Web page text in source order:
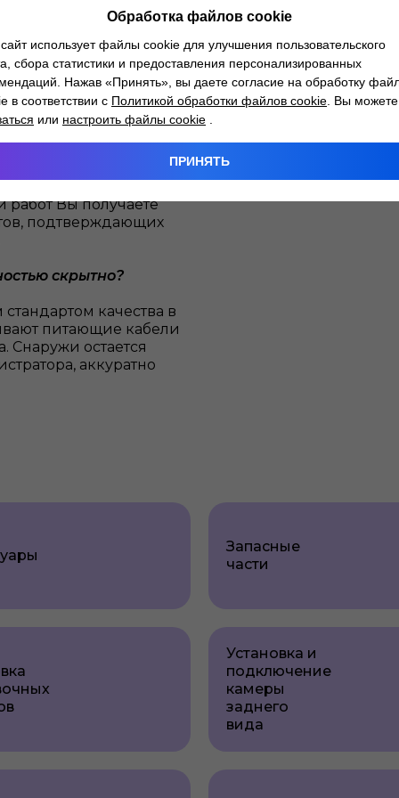
всей системы
на заводскую
новых автомобилей.
центре «Атлант-М»
автомобиль. Наши
и
не нарушая
работ Вы получаете
подтверждающих
скрытно?
качества в
питающие кабели
Снаружи остается
аккуратно
Запасные
части
Установка и
подключение
камеры
заднего
вида
Обработка файлов cookie
использует файлы cookie для улучшения пользовательского
сбора статистики и предоставления персонализированных
Нажав «Принять», вы даете согласие на обработку
в соответствии с Политикой обработки файлов cookie . Вы можете
или настроить файлы cookie
ПРИНЯТЬ